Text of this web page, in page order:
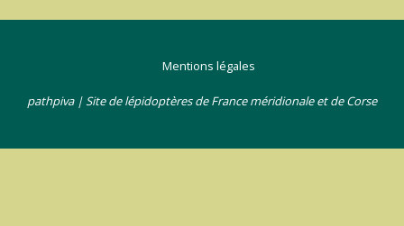
Mentions légales
pathpiva | Site de lépidoptères de France méridionale et de Corse